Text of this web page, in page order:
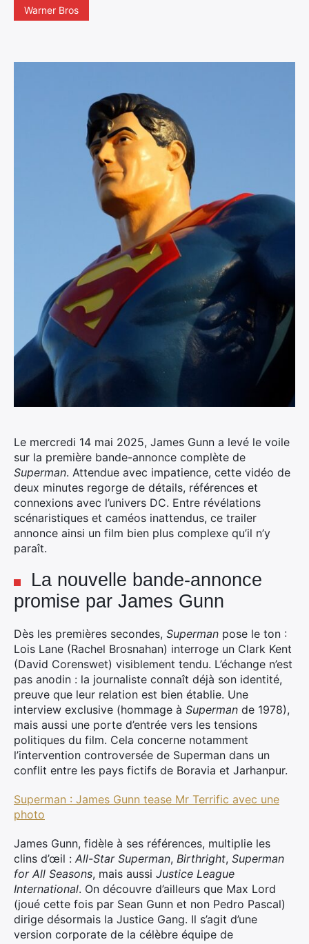
Warner Bros
Le mercredi 14 mai 2025, James Gunn a levé le voile
sur la première bande-annonce complète de
Superman. Attendue avec impatience, cette vidéo de
deux minutes regorge de détails, références et
connexions avec l’univers DC. Entre révélations
scénaristiques et caméos inattendus, ce trailer
annonce ainsi un film bien plus complexe qu’il n’y
paraît.
La nouvelle bande-annonce
promise par James Gunn
Dès les premières secondes, Superman pose le ton :
Lois Lane (Rachel Brosnahan) interroge un Clark Kent
(David Corenswet) visiblement tendu. L’échange n’est
pas anodin : la journaliste connaît déjà son identité,
preuve que leur relation est bien établie. Une
interview exclusive (hommage à Superman de 1978),
mais aussi une porte d’entrée vers les tensions
politiques du film. Cela concerne notamment
l’intervention controversée de Superman dans un
conflit entre les pays fictifs de Boravia et Jarhanpur.
Superman : James Gunn tease Mr Terrific avec une
photo
James Gunn, fidèle à ses références, multiplie les
clins d’œil : All-Star Superman, Birthright, Superman
for All Seasons, mais aussi Justice League
International. On découvre d’ailleurs que Max Lord
(joué cette fois par Sean Gunn et non Pedro Pascal)
dirige désormais la Justice Gang. Il s’agit d’une
version corporate de la célèbre équipe de